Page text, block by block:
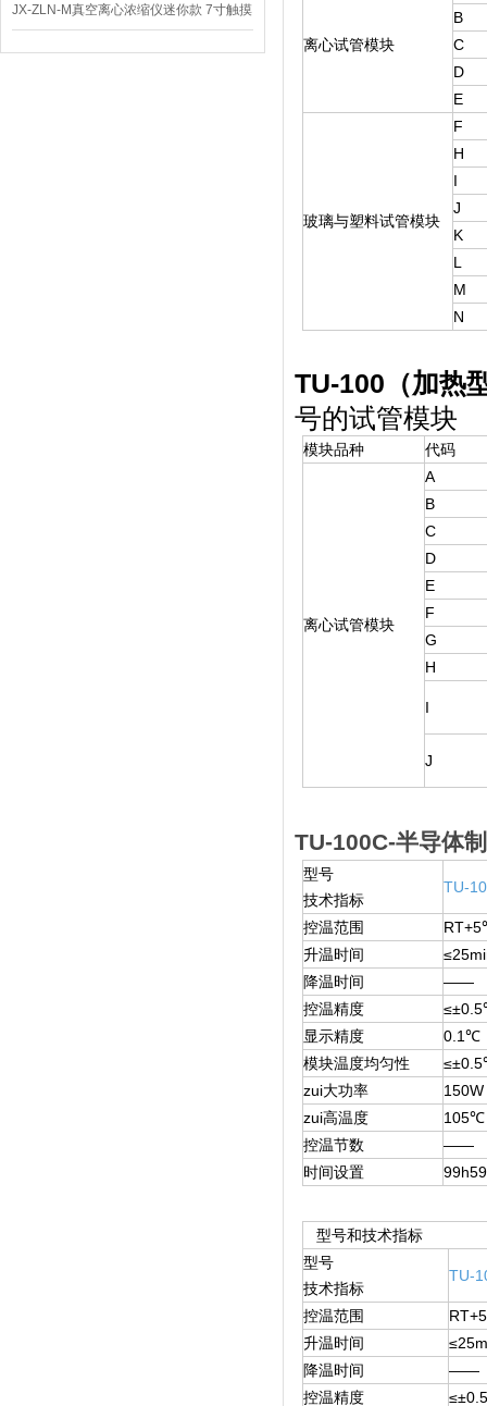
JX-ZLN-M真空离心浓缩仪迷你款 7寸触摸
屏 离心试管模块
B
C
D
E
玻璃与塑料试管模块
F
H
I
J
K
L
M
N
TU-100（加热
号的试管模块
模块品种 代码
离心试管模块
A
B
C
D
E
F
G
H
I
J
TU-100C-半导体
型号
技术指标
TU-10
控温范围
升温时间
降温时间
——
控温精度
显示精度
0.1℃
模块温度均匀性
zui大功率
150W
zui高温度
105℃
控温节数
­——
时间设置
型号和技术指标
型号
技术指标
TU-
控温范围
升温时间
降温时间
——
控温精度